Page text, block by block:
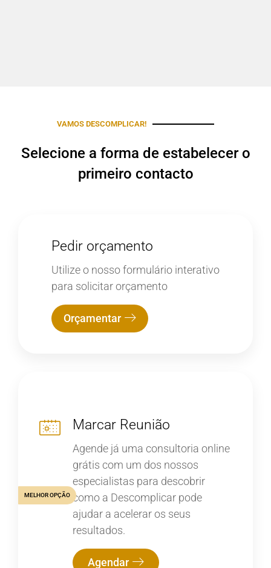
VAMOS DESCOMPLICAR!
Selecione a forma de estabelecer o
primeiro contacto
Pedir orçamento
Utilize o nosso formulário interativo
para solicitar orçamento
Orçamentar
Marcar Reunião
Agende já uma consultoria online
grátis com um dos nossos
especialistas para descobrir
como a Descomplicar pode
ajudar a acelerar os seus
resultados.
Agendar
MELHOR OPÇÃO